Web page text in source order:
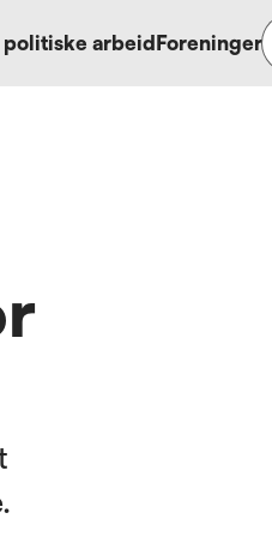
politiske arbeidForeninger